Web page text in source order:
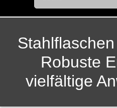
Robuste
vielfältige